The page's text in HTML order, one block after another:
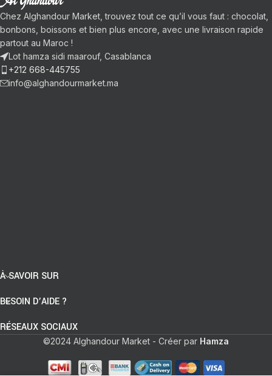
Chez Alghandour Market, trouvez tout ce qu’il vous faut : chocolat,
bonbons, boissons et bien plus encore, avec une livraison rapide
partout au Maroc !
Lot hamza sidi maarouf, Casablanca
+212 668-445755
info@alghandourmarket.ma
À SAVOIR SUR
BESOIN D’AIDE ?
RÉSEAUX SOCIAUX
©2024 Alghandour Market - Créer par Hamza